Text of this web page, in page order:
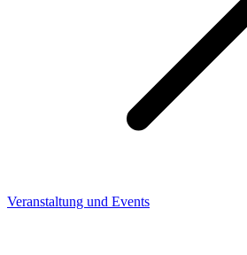
Veranstaltung und Events